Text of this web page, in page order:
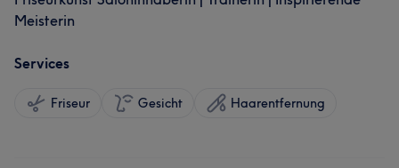
Meisterin
Services
Friseur Gesicht Haarentfernung